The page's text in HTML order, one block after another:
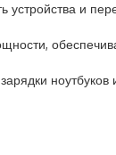
устройства и
ноутбуков